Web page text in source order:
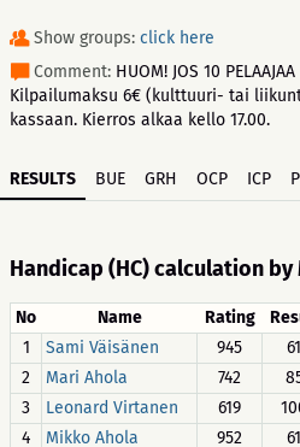
Show groups: click here
Comment: HUOM! JOS 10
Kilpailumaksu 6€ (kulttuuri- tai
kassaan. Kierros alkaa kello 17.00.
RESULTS BUE GRH OCP ICP
Handicap (HC) calculation
No Name Rating
1
Sami Väisänen 945 61
2
Mari Ahola 742
3
Leonard Virtanen 619
4
Mikko Ahola 952 61